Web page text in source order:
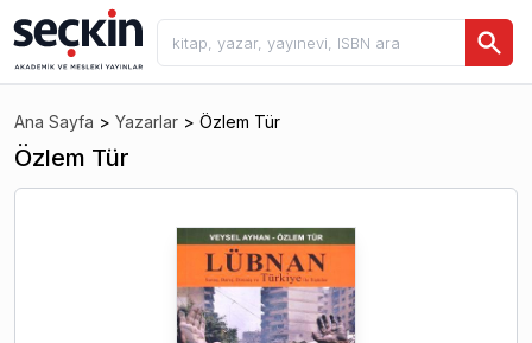
Ana Sayfa > Yazarlar > Özlem Tür
Özlem Tür